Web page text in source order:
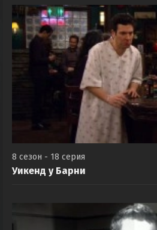
8 сезон - 18 серия
Уикенд у Барни